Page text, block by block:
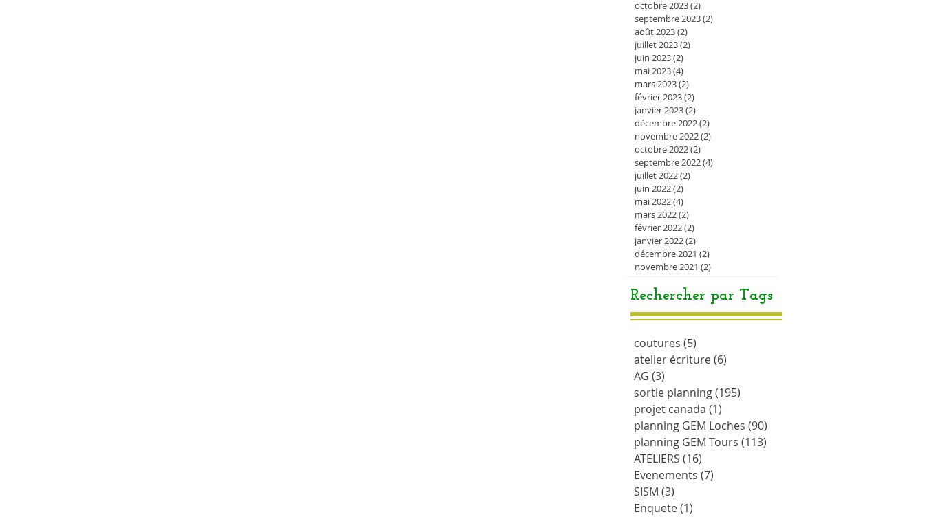
octobre 2023(2)
septembre 2023(2)
août 2023(2)
juillet 2023(2)
juin 2023(2)
mai 2023(4)
mars 2023(2)
février 2023(2)
janvier 2023(2)
décembre 2022(2)
novembre 2022(2)
octobre 2022(2)
septembre 2022(4)
juillet 2022(2)
juin 2022(2)
mai 2022(4)
mars 2022(2)
février 2022(2)
janvier 2022(2)
décembre 2021 (2)
novembre 2021 (2)
Rechercher par Tags
coutures (5)
atelier écriture(6)
AG (3)
sortie planning(195)
projet canada (1)
planning GEM Loches (90)
planning GEM Tours (113)
ATELIERS (16)
Evenements (7)
SISM (3)
Enquete(1)